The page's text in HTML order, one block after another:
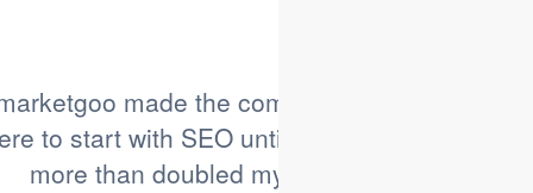
made the complicated simple for
to start with SEO until I started using this
more than doubled my traffic when I started